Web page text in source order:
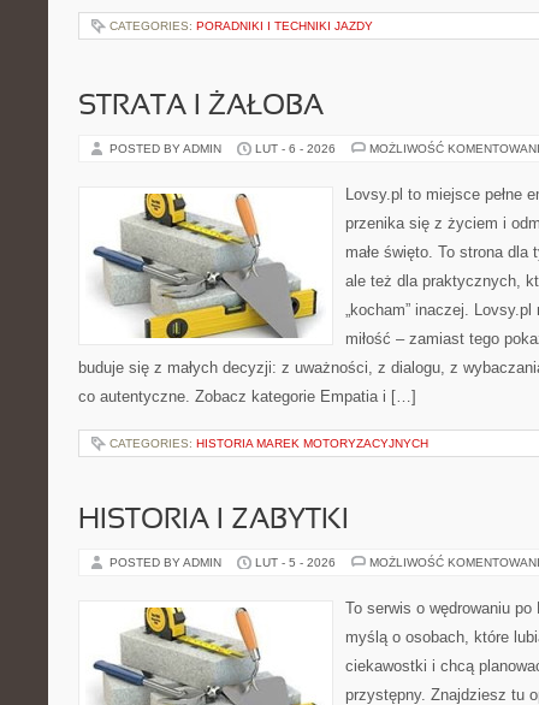
CATEGORIES: PORADNIKI I TECHNIKI JAZDY
STRATA I ŻAŁOBA
POSTED BY ADMIN LUT - 6 - 2026 MOŻLIWOŚĆ
Lovsy.pl to miejsce pełne
przenika się z życiem i
małe święto. To strona
ale też dla praktycznych,
„kocham” inaczej.
miłość – zamiast tego
buduje się z małych decyzji: z uważności, z dialogu, z
co autentyczne. Zobacz kategorie Empatia i […]
CATEGORIES: HISTORIA MAREK MOTORYZACYJNYCH
HISTORIA I ZABYTKI
POSTED BY ADMIN LUT - 5 - 2026 MOŻLIWOŚĆ
To serwis o wędrowaniu
myślą o osobach, które
ciekawostki i chcą
przystępny. Znajdziesz tu